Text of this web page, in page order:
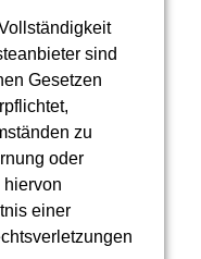
sind
Gesetzen
zu
oder
einer